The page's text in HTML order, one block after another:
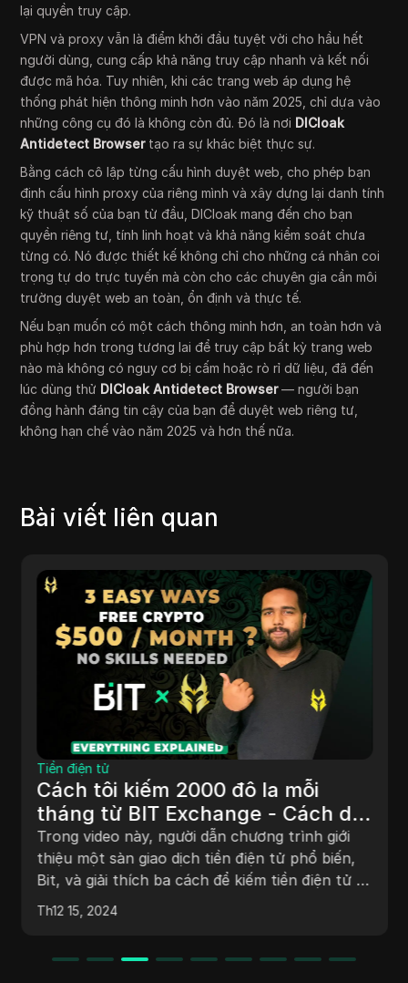
lại quyền truy cập.
VPN và proxy vẫn là điểm khởi đầu tuyệt vời cho hầu hết
người dùng, cung cấp khả năng truy cập nhanh và kết nối
được mã hóa. Tuy nhiên, khi các trang web áp dụng hệ
thống phát hiện thông minh hơn vào năm 2025, chỉ dựa vào
những công cụ đó là không còn đủ. Đó là nơi DICloak
Antidetect Browsertạo ra sự khác biệt thực sự.
Bằng cách cô lập từng cấu hình duyệt web, cho phép bạn
định cấu hình proxy của riêng mình và xây dựng lại danh tính
kỹ thuật số của bạn từ đầu, DICloak mang đến cho bạn
quyền riêng tư, tính linh hoạt và khả năng kiểm soát chưa
từng có. Nó được thiết kế không chỉ cho những cá nhân coi
trọng tự do trực tuyến mà còn cho các chuyên gia cần môi
trường duyệt web an toàn, ổn định và thực tế.
Nếu bạn muốn có một cách thông minh hơn, an toàn hơn và
phù hợp hơn trong tương lai để truy cập bất kỳ trang web
nào mà không có nguy cơ bị cấm hoặc rò rỉ dữ liệu, đã đến
lúc dùng thử DICloak Antidetect Browser— người bạn
đồng hành đáng tin cậy của bạn để duyệt web riêng tư,
không hạn chế vào năm 2025 và hơn thế nữa.
Bài viết liên quan
Tiền điện tử
Cách tôi kiếm 2000 đô la mỗi
tháng từ BIT Exchange - Cách dễ
nhất để kiếm tiền trực tuyến mà
không cần kỹ năng.
Trong video này, người dẫn chương trình giới
thiệu một sàn giao dịch tiền điện tử phổ biến,
Bit, và giải thích ba cách để kiếm tiền điện tử từ
nhà: điểm danh hàng ngày để nhận BTC miễn
phí, giao dịch quyền chọn và tiếp thị liên kết.
Th12 15, 2024